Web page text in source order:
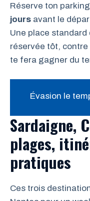
Réserve ton
jours avant le
Une place
réservée tôt, contre
te fera gagner du
Évasion le
Sardaigne,
plages,
pratiques
Ces trois